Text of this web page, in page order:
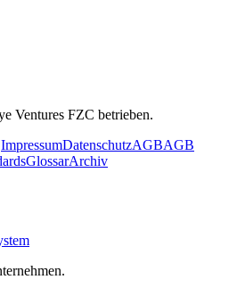
Ventures FZC betrieben.
ImpressumDatenschutzAGBAGB
GlossarArchiv